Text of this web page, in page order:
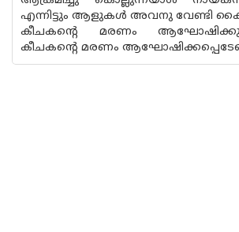
എന്നിട്ടും ആളുകൾ അവനു വേണ്ടി
കീചകൻ്റെ മരണം
കീചകൻ്റെ മരണം